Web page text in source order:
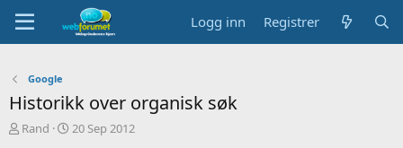
Logg inn Registrer
Google
Historikk over organisk søk
T
Rand
S
20 Sep 2012